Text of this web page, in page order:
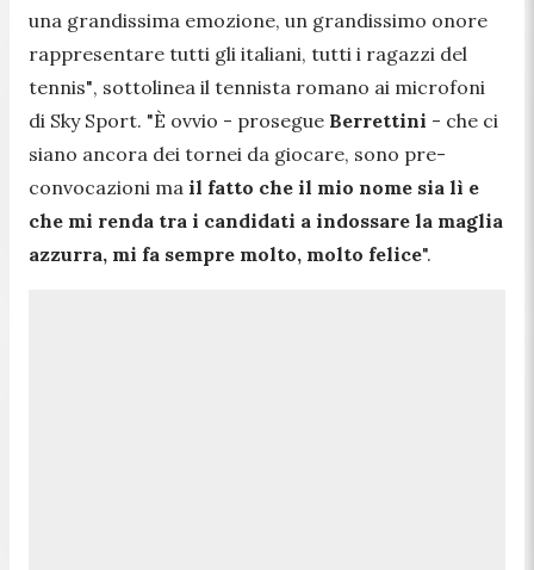
una grandissima emozione, un grandissimo onore
rappresentare tutti gli italiani, tutti i ragazzi del
tennis", sottolinea il tennista romano ai microfoni
di Sky Sport. "È ovvio - prosegue Berrettini - che ci
siano ancora dei tornei da giocare, sono pre-
convocazioni ma il fatto che il mio nome sia lì e
che mi renda tra i candidati a indossare la maglia
azzurra, mi fa sempre molto, molto felice".